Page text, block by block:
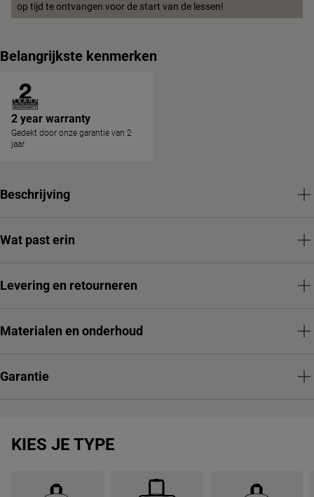
op tijd te ontvangen voor de start van de lessen!
Belangrijkste kenmerken
2 year warranty
Gedekt door onze garantie van 2
jaar
Beschrijving
Wat past erin
Levering en retourneren
Materialen en onderhoud
Garantie
KIES JE TYPE